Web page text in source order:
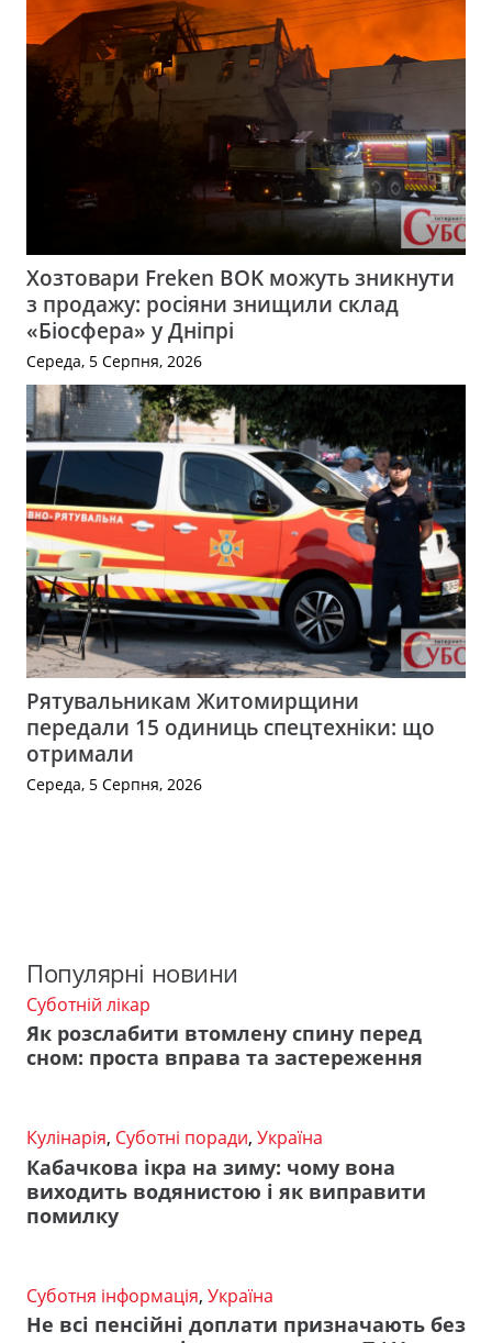
Хозтовари Freken BOK можуть зникнути
з продажу: росіяни знищили склад
«Біосфера» у Дніпрі
Середа, 5 Серпня, 2026
Рятувальникам Житомирщини
передали 15 одиниць спецтехніки: що
отримали
Середа, 5 Серпня, 2026
Популярні новини
Суботній лікар
Як розслабити втомлену спину перед
сном: проста вправа та застереження
Кулінарія, Суботні поради, Україна
Кабачкова ікра на зиму: чому вона
виходить водянистою і як виправити
помилку
Суботня інформація, Україна
Не всі пенсійні доплати призначають без